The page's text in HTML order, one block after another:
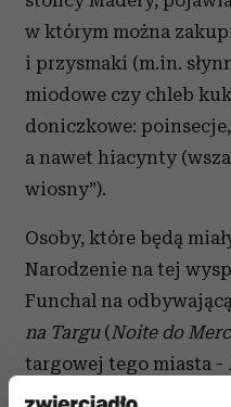
w którym można
i przysmaki (m.in.
miodowe czy chleb
doniczkowe:
a nawet hiacynty
wiosny”).
Osoby, które będą
Narodzenie na tej
Funchal na
na Targu(Noite do
targowej tego miasta -
oraz na straganach